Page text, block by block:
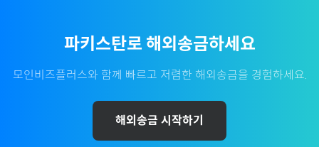
파키스탄로 해외송금하세요
모인비즈플러스와 함께 빠르고 저렴한 해외송금을 경험하세요.
해외송금 시작하기